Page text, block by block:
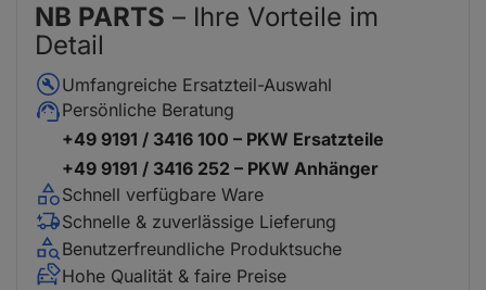
NB PARTS – Ihre Vorteile im
Detail
Umfangreiche Ersatzteil-Auswahl
Persönliche Beratung
+49 9191 / 3416 100 – PKW Ersatzteile
+49 9191 / 3416 252 – PKW Anhänger
Schnell verfügbare Ware
Schnelle & zuverlässige Lieferung
Benutzerfreundliche Produktsuche
Hohe Qualität & faire Preise